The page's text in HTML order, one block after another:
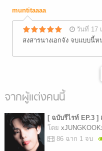
muntitaaaa
วันที่ 17
สงสารนางเอกจัง จบแบบนี้ห
จากผู้แต่งคนนี้
[ ฉบับรีไรท์ EP.3 ]
โดย
86 ฉาก 1 จบ